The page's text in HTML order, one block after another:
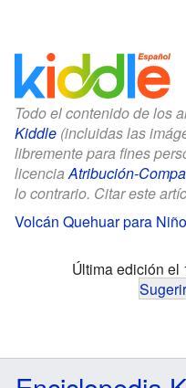
Todo el contenido de los
Kiddle (incluidas las
libremente para fines
licencia Atribución-
lo contrario. Citar este
Volcán Quehuar para
Última edición el